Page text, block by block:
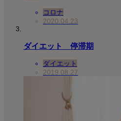
コロナ
2020.04.23
ダイエット 停滞期
ダイエット
2019.08.27